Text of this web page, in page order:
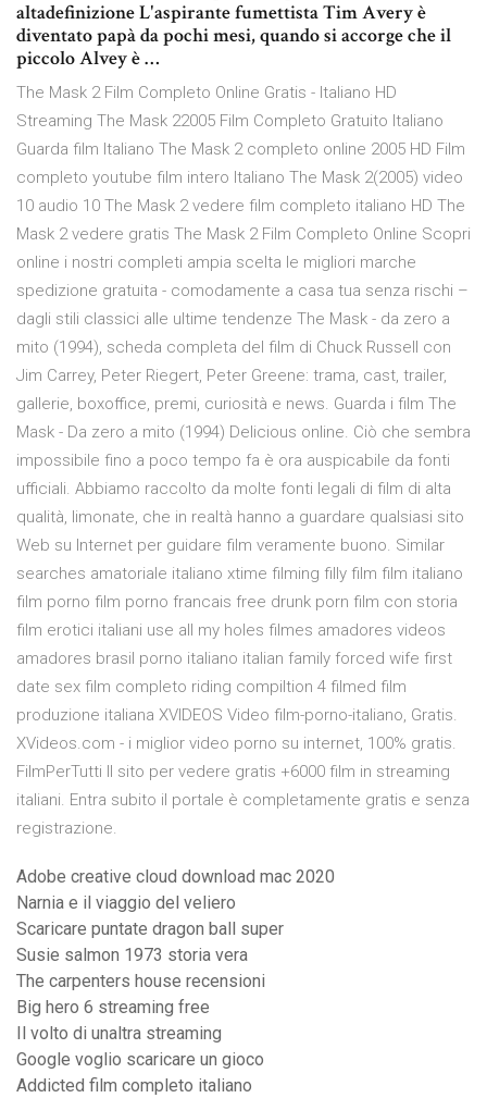
altadefinizione L'aspirante fumettista Tim Avery è
diventato papà da pochi mesi, quando si accorge che il
piccolo Alvey è …
The Mask 2 Film Completo Online Gratis - Italiano HD
Streaming The Mask 22005 Film Completo Gratuito Italiano
Guarda film Italiano The Mask 2 completo online 2005 HD Film
completo youtube film intero Italiano The Mask 2(2005) video
10 audio 10 The Mask 2 vedere film completo italiano HD The
Mask 2 vedere gratis The Mask 2 Film Completo Online Scopri
online i nostri completi ampia scelta le migliori marche
spedizione gratuita - comodamente a casa tua senza rischi –
dagli stili classici alle ultime tendenze The Mask - da zero a
mito (1994), scheda completa del film di Chuck Russell con
Jim Carrey, Peter Riegert, Peter Greene: trama, cast, trailer,
gallerie, boxoffice, premi, curiosità e news. Guarda i film The
Mask - Da zero a mito (1994) Delicious online. Ciò che sembra
impossibile fino a poco tempo fa è ora auspicabile da fonti
ufficiali. Abbiamo raccolto da molte fonti legali di film di alta
qualità, limonate, che in realtà hanno a guardare qualsiasi sito
Web su Internet per guidare film veramente buono. Similar
searches amatoriale italiano xtime filming filly film film italiano
film porno film porno francais free drunk porn film con storia
film erotici italiani use all my holes filmes amadores videos
amadores brasil porno italiano italian family forced wife first
date sex film completo riding compiltion 4 filmed film
produzione italiana XVIDEOS Video film-porno-italiano, Gratis.
XVideos.com - i miglior video porno su internet, 100% gratis.
FilmPerTutti Il sito per vedere gratis +6000 film in streaming
italiani. Entra subito il portale è completamente gratis e senza
registrazione.
Adobe creative cloud download mac 2020
Narnia e il viaggio del veliero
Scaricare puntate dragon ball super
Susie salmon 1973 storia vera
The carpenters house recensioni
Big hero 6 streaming free
Il volto di unaltra streaming
Google voglio scaricare un gioco
Addicted film completo italiano